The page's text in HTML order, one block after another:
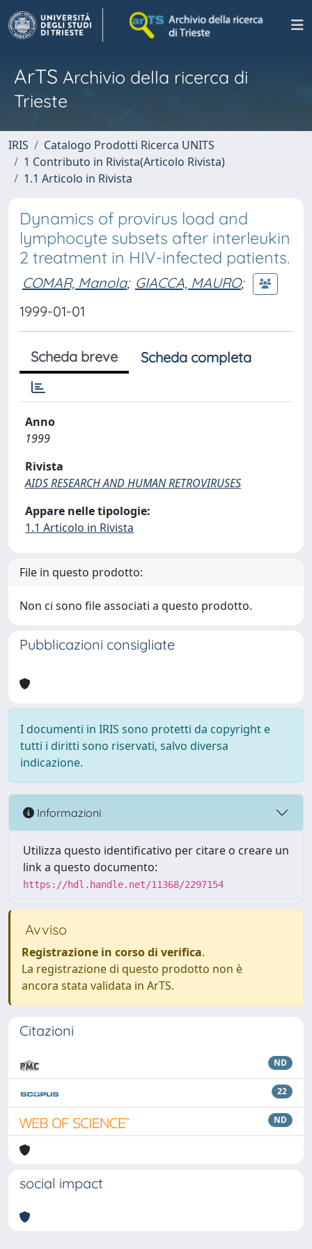
ArTS Archivio della ricerca di
Trieste
IRIS
Catalogo Prodotti Ricerca UNITS
1 Contributo in Rivista(Articolo Rivista)
1.1 Articolo in Rivista
Dynamics of provirus load and
lymphocyte subsets after interleukin
2 treatment in HIV-infected patients.
COMAR, Manola; GIACCA, MAURO;
1999-01-01
Scheda breve Scheda completa
Anno
1999
Rivista
AIDS RESEARCH AND HUMAN RETROVIRUSES
Appare nelle tipologie:
1.1 Articolo in Rivista
File in questo prodotto:
Non ci sono file associati a questo prodotto.
Pubblicazioni consigliate
I documenti in IRIS sono protetti da copyright e
tutti i diritti sono riservati, salvo diversa
indicazione.
Informazioni
Utilizza questo identificativo per citare o creare un
link a questo documento:
https://hdl.handle.net/11368/2297154
Avviso
Registrazione in corso di verifica.
La registrazione di questo prodotto non è
ancora stata validata in ArTS.
Citazioni
ND
22
ND
social impact